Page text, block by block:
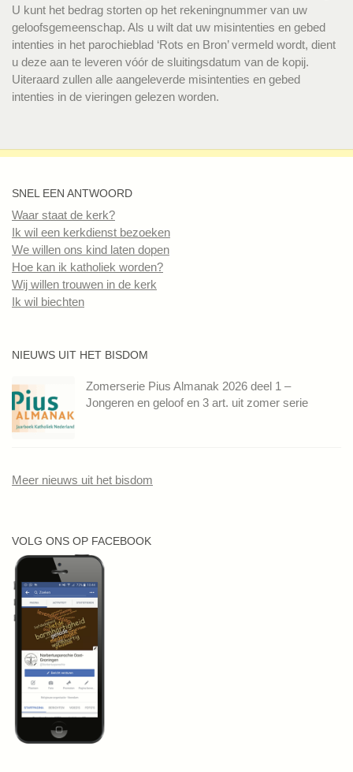
U kunt het bedrag storten op het rekeningnummer van uw
geloofsgemeenschap. Als u wilt dat uw misintenties en gebed
intenties in het parochieblad ‘Rots en Bron’ vermeld wordt, dient
u deze aan te leveren vóór de sluitingsdatum van de kopij.
Uiteraard zullen alle aangeleverde misintenties en gebed
intenties in de vieringen gelezen worden.
SNEL EEN ANTWOORD
Waar staat de kerk?
Ik wil een kerkdienst bezoeken
We willen ons kind laten dopen
Hoe kan ik katholiek worden?
Wij willen trouwen in de kerk
Ik wil biechten
NIEUWS UIT HET BISDOM
Zomerserie Pius Almanak 2026 deel 1 –
Jongeren en geloof en 3 art. uit zomer serie
Meer nieuws uit het bisdom
VOLG ONS OP FACEBOOK